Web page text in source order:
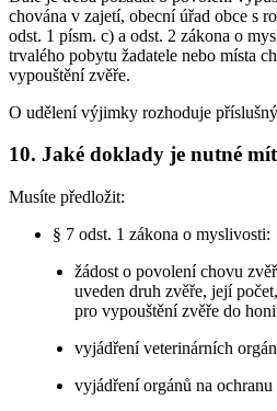
chována v zajetí, obecní úřad obce s
odst. 1 písm. c) a odst. 2 zákona o
trvalého pobytu žadatele nebo místa
vypouštění zvěře.
O udělení výjimky rozhoduje
10. Jaké doklady je nutné mít
Musíte předložit:
§ 7 odst. 1 zákona o myslivosti:
žádost o povolení chovu
uveden druh zvěře, její
pro vypouštění zvěře do
vyjádření veterinárních
vyjádření orgánů na